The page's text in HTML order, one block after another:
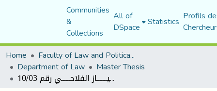
Communities
&
Collections
All of
DSpace Statistics Profils
Home
Faculty of Law and Political Science
Department of Law Master Thesis
توزيع الاختصاص بين القاضي العادي والقاضي الإداري في المنازعات المتعلقة بقانون الإمتيـــــــاز الفلاحــــــي رقم 10/03